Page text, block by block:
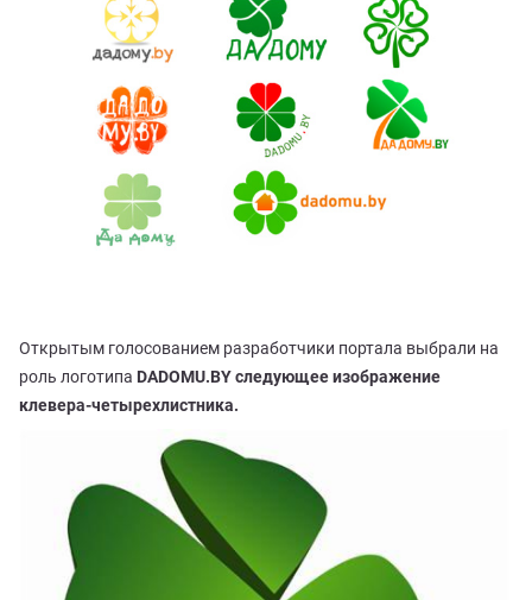
Открытым голосованием разработчики портала выбрали на
роль логотипа DADOMU.BY следующее изображение
клевера-четырехлистника.